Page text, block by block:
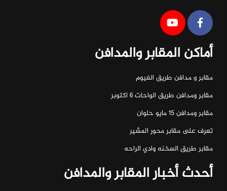
أماكن المقابر والمدافن
مقابر و مدافن طريق الفيوم
مقابر ومدافن طريق الواحات ٦ اكتوبر
مقابر ومدافن ١٥ مايو حلوان
تعرف على مقابر محور المشير
مقابر طريق السخنه وادي الراحه
أحدث أخبار المقابر والمدافن